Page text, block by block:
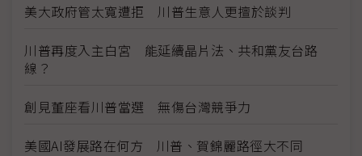
美大政府管太寬遭拒 川普生意人更擅於談判
川普再度入主白宮 能延續晶片法、共和黨友台路
線？
創見董座看川普當選 無傷台灣競爭力
美國AI發展路在何方 川普、賀錦麗路徑大不同